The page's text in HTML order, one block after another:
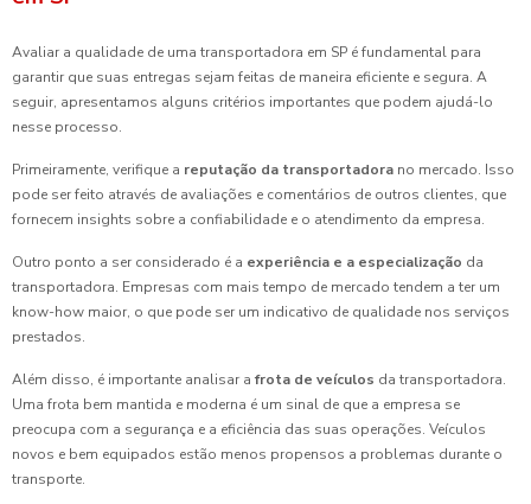
Avaliar a qualidade de uma transportadora em SP é fundamental para
garantir que suas entregas sejam feitas de maneira eficiente e segura. A
seguir, apresentamos alguns critérios importantes que podem ajudá-lo
nesse processo.
Primeiramente, verifique a reputação da transportadora no mercado. Isso
pode ser feito através de avaliações e comentários de outros clientes, que
fornecem insights sobre a confiabilidade e o atendimento da empresa.
Outro ponto a ser considerado é a experiência e a especialização da
transportadora. Empresas com mais tempo de mercado tendem a ter um
know-how maior, o que pode ser um indicativo de qualidade nos serviços
prestados.
Além disso, é importante analisar a frota de veículos da transportadora.
Uma frota bem mantida e moderna é um sinal de que a empresa se
preocupa com a segurança e a eficiência das suas operações. Veículos
novos e bem equipados estão menos propensos a problemas durante o
transporte.